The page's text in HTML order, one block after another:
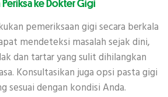
Periksa ke Dokter Gigi
pemeriksaan gigi secara berkala
mendeteksi masalah sejak dini,
dan tartar yang sulit dihilangkan
Konsultasikan juga opsi pasta gigi
sesuai dengan kondisi Anda.